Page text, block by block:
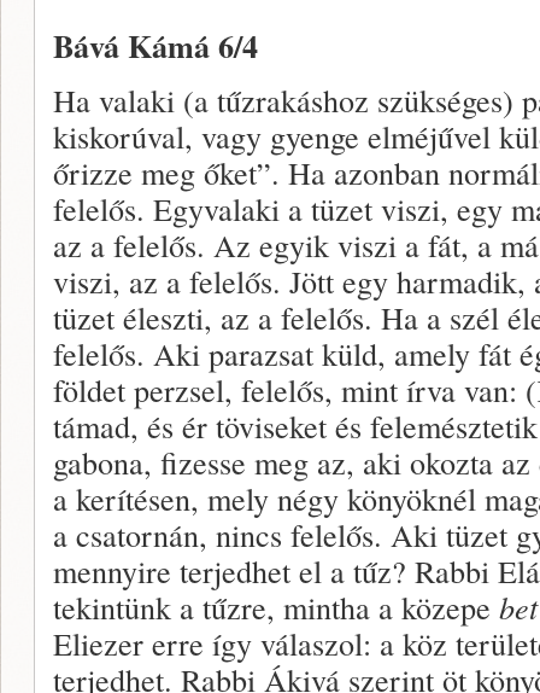
Bává Kámá 6/4
Ha valaki (a tűzrakáshoz szükséges)
kiskorúval, vagy gyenge elméjűvel
őrizze meg őket”. Ha azonban
felelős. Egyvalaki a tüzet viszi, egy
az a felelős. Az egyik viszi a fát, a
viszi, az a felelős. Jött egy
tüzet éleszti, az a felelős. Ha a szél
felelős. Aki parazsat küld, amely fát
földet perzsel, felelős, mint írva van:
támad, és ér töviseket és
gabona, fizesse meg az, aki okozta
a kerítésen, mely négy könyöknél
a csatornán, nincs felelős. Aki tüzet
mennyire terjedhet el a tűz? Rabbi
tekintünk a tűzre, mintha a közepe
Eliezer erre így válaszol: a köz
terjedhet. Rabbi Ákivá szerint öt